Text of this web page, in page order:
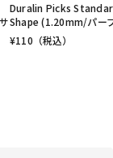
Duralin Picks
Shape (1.20mm/パー
¥110 （税込）